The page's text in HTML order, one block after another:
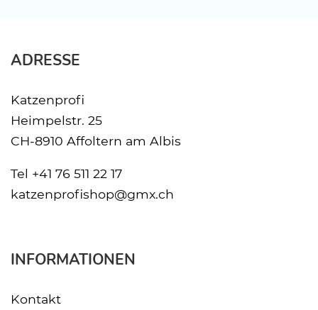
ADRESSE
Katzenprofi
Heimpelstr. 25
CH-8910 Affoltern am Albis
Tel +41 76 511 22 17
katzenprofishop@gmx.ch
INFORMATIONEN
Kontakt